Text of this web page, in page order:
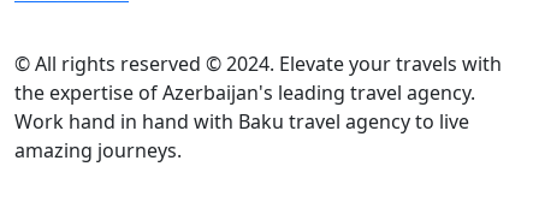
© All rights reserved © 2024. Elevate your travels with
the expertise of Azerbaijan's leading travel agency.
Work hand in hand with Baku travel agency to live
amazing journeys.